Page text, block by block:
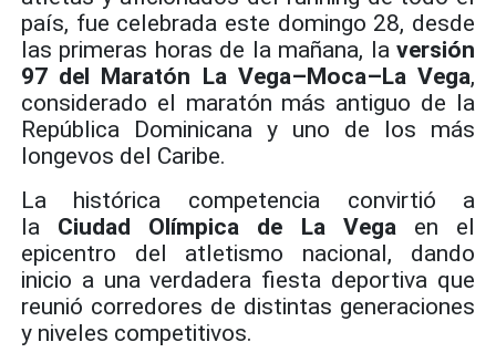
país, fue celebrada este domingo 28, desde
las primeras horas de la mañana, laversión
97 del Maratón La Vega–Moca–La Vega,
considerado el maratón más antiguo de la
República Dominicana y uno de los más
longevos del Caribe.
La histórica competencia convirtió a
la Ciudad Olímpica de La Vegaen el
epicentro del atletismo nacional, dando
inicio a una verdadera fiesta deportiva que
reunió corredores de distintas generaciones
y niveles competitivos.